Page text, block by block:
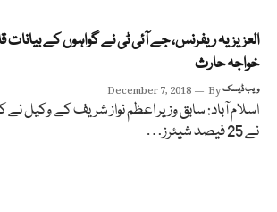
العزیزیہ ریفرنس، جے آئی ٹی نے گواہوں کے بیانات
خواجہ حارث
December 7, 2018 Byویب ڈیسک
اسلام آباد: سابق وزیر اعظم نواز شریف کے وکیل
نے 25 فیصد شیئرز…